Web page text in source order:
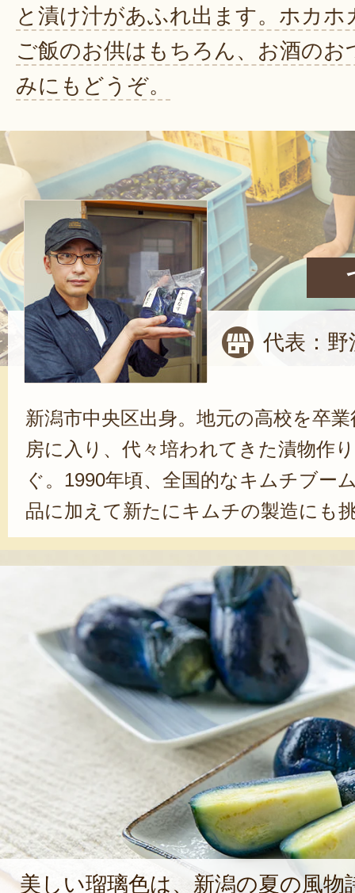
と漬け汁があふれ出ます。ホカホ
ご飯のお供はもちろん、お酒のお
みにもどうぞ。
代表：野
新潟市中央区出身。地元の高校を卒
房に入り、代々培われてきた漬物作
ぐ。1990年頃、全国的なキムチブー
品に加えて新たにキムチの製造にも
べてもらうなら、老若男女いろいろ
い」という思いから、和風だしを使
のキムチを考案する。2021年、「越
としてネット通販もスタート。「工
時代のあだ名から付けました。漬物
マイマイさん、と気さくに呼んでも
にしていきたいです」と語っている
美しい瑠璃色は、新潟の夏の風物